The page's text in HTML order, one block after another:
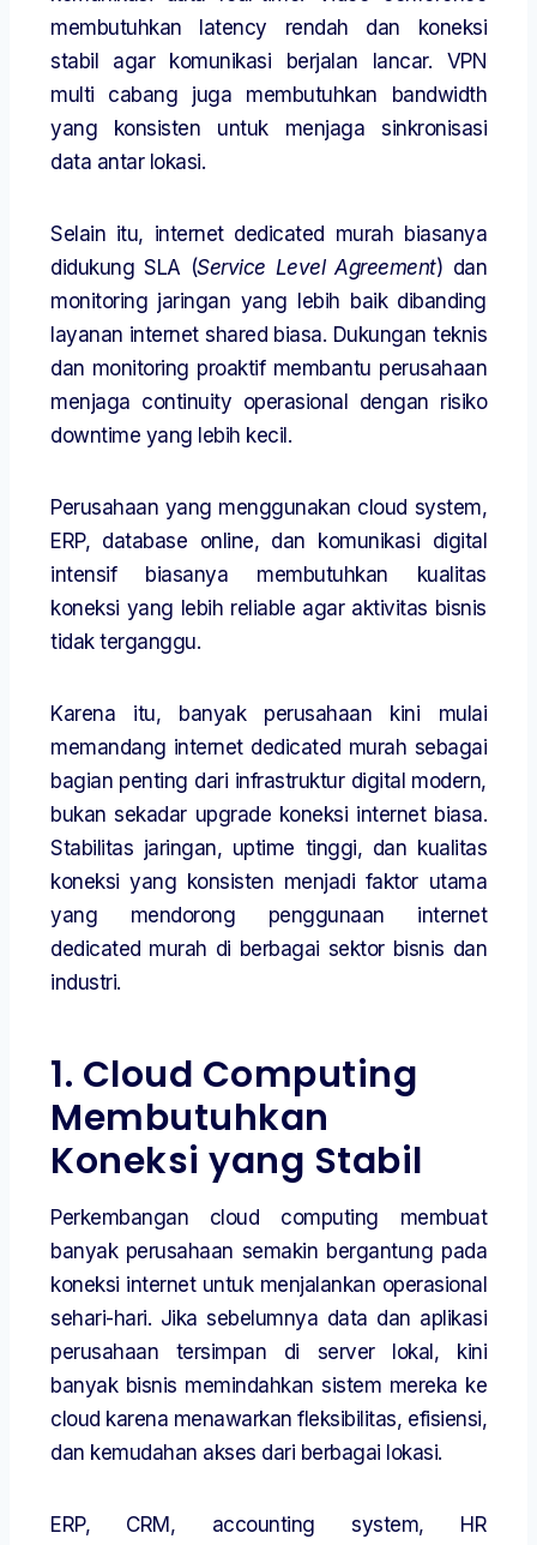
membutuhkan latency rendah dan koneksi
stabil agar komunikasi berjalan lancar. VPN
multi cabang juga membutuhkan bandwidth
yang konsisten untuk menjaga sinkronisasi
data antar lokasi.
Selain itu, internet dedicated murah biasanya
didukung SLA (Service Level Agreement) dan
monitoring jaringan yang lebih baik dibanding
layanan internet shared biasa. Dukungan teknis
dan monitoring proaktif membantu perusahaan
menjaga continuity operasional dengan risiko
downtime yang lebih kecil.
Perusahaan yang menggunakan cloud system,
ERP, database online, dan komunikasi digital
intensif biasanya membutuhkan kualitas
koneksi yang lebih reliable agar aktivitas bisnis
tidak terganggu.
Karena itu, banyak perusahaan kini mulai
memandang internet dedicated murah sebagai
bagian penting dari infrastruktur digital modern,
bukan sekadar upgrade koneksi internet biasa.
Stabilitas jaringan, uptime tinggi, dan kualitas
koneksi yang konsisten menjadi faktor utama
yang mendorong penggunaan internet
dedicated murah di berbagai sektor bisnis dan
industri.
1. Cloud Computing
Membutuhkan
Koneksi yang Stabil
Perkembangan cloud computing membuat
banyak perusahaan semakin bergantung pada
koneksi internet untuk menjalankan operasional
sehari-hari. Jika sebelumnya data dan aplikasi
perusahaan tersimpan di server lokal, kini
banyak bisnis memindahkan sistem mereka ke
cloud karena menawarkan fleksibilitas, efisiensi,
dan kemudahan akses dari berbagai lokasi.
ERP, CRM, accounting system, HR